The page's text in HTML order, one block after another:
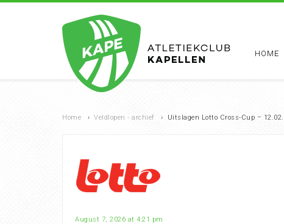
HOME
Home › Veldlopen - archief › Uitslagen Lotto Cross-Cup –
August 7, 2026 at 4:21 pm